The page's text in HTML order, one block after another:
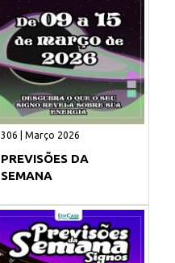
306 | Março 2026
PREVISÕES DA
SEMANA